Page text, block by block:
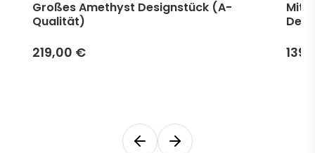
Großes Amethyst Designstück (A-
Qualität)
219,00 €